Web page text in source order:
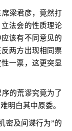
梁君彦，竟然打
法会的性质理论
该有不同意见的
两方出现相同票
一票，这更突显
的荒谬究竟为了
明白其中原委。
密及间谍行为”的